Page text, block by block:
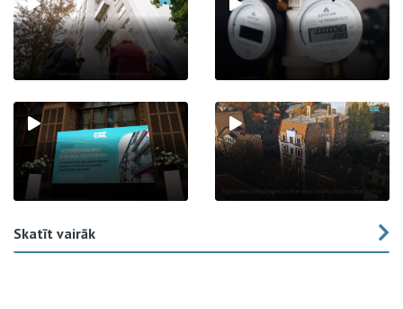
Skatīt vairāk